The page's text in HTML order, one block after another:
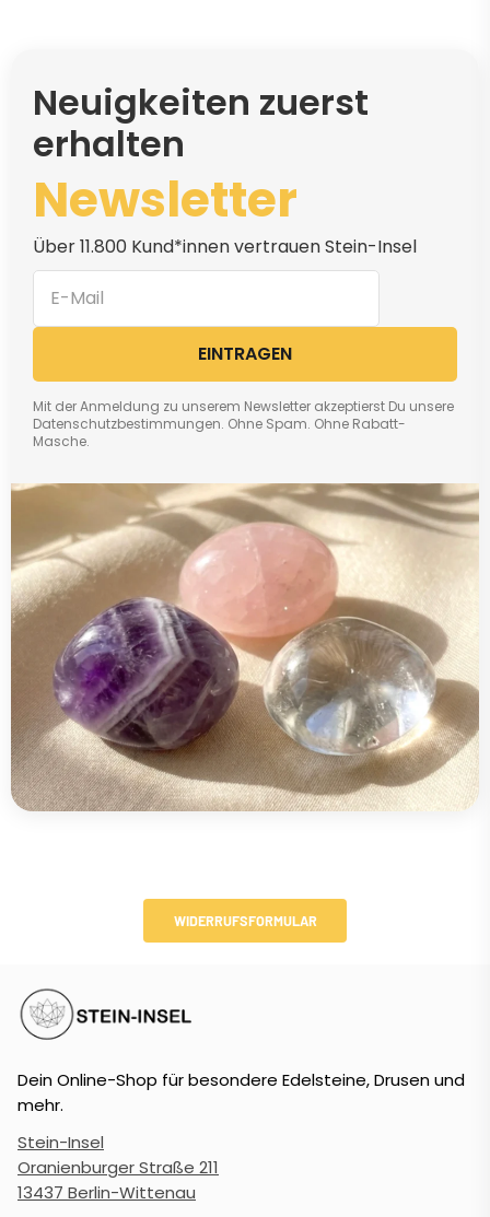
Neuigkeiten zuerst
erhalten
Newsletter
Über 11.800 Kund*innen vertrauen Stein-Insel
EINTRAGEN
Mit der Anmeldung zu unserem Newsletter akzeptierst Du unsere
Datenschutzbestimmungen. Ohne Spam. Ohne Rabatt-
Masche.
WIDERRUFSFORMULAR
Dein Online-Shop für besondere Edelsteine, Drusen und
mehr.
Stein-Insel
Oranienburger Straße 211
13437 Berlin-Wittenau